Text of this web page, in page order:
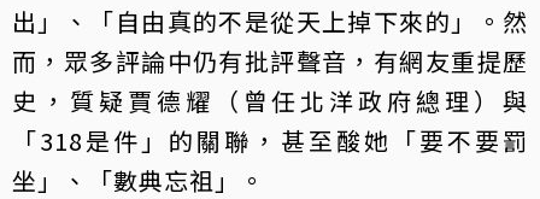
出」、「自由真的不是從天上掉下來的」。然
而，眾多評論中仍有批評聲音，有網友重提歷
史，質疑賈德耀（曾任北洋政府總理）與
「318是件」的關聯，甚至酸她「要不要罰
坐」、「數典忘祖」。